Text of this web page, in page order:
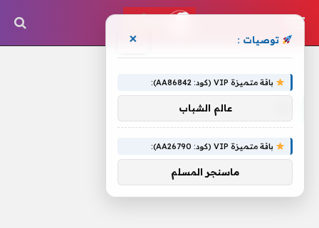
توصيات : ×
باقة متميزة VIP (كود: AA86842):
عالم الشباب
باقة متميزة VIP (كود: AA26790):
ماسنجر المسلم